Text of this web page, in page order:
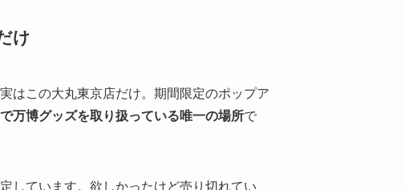
け
はこの大丸東京店だけ。期間限定のポップア
万博グッズを取り扱っている唯一の場所で
しています。欲しかったけど売り切れてい